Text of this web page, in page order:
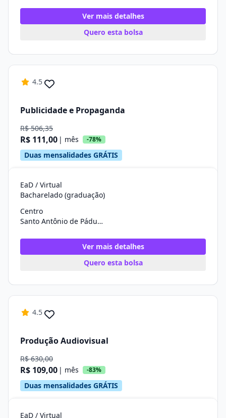
Ver mais detalhes
Quero esta bolsa
4.5
Publicidade e Propaganda
R$ 506,35
R$ 111,00 | mês -78%
Duas mensalidades GRÁTIS
EaD / Virtual
Bacharelado (graduação)
Centro
Santo Antônio de Pádua/RJ
Ver mais detalhes
Quero esta bolsa
4.5
Produção Audiovisual
R$ 630,00
R$ 109,00 | mês -83%
Duas mensalidades GRÁTIS
EaD / Virtual